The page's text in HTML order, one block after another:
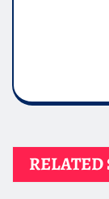
RELATED